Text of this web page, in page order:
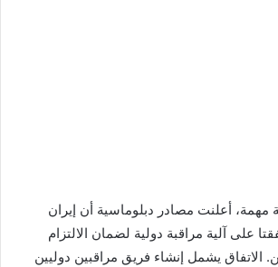
أعلنت مصادر دبلوماسية أن إيران
على آلية مراقبة دولية لضمان الالتزام
الاتفاق يشمل إنشاء فريق مراقبين دوليين